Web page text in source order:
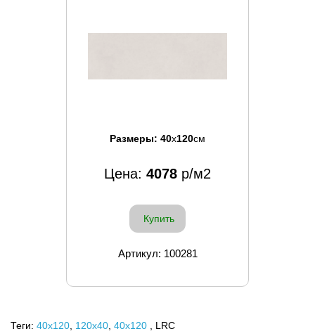
Размеры: 40x120см
Цена: 4078 р/м2
Купить
Артикул: 100281
Теги: 40x120, 120х40, 40х120 , LRC